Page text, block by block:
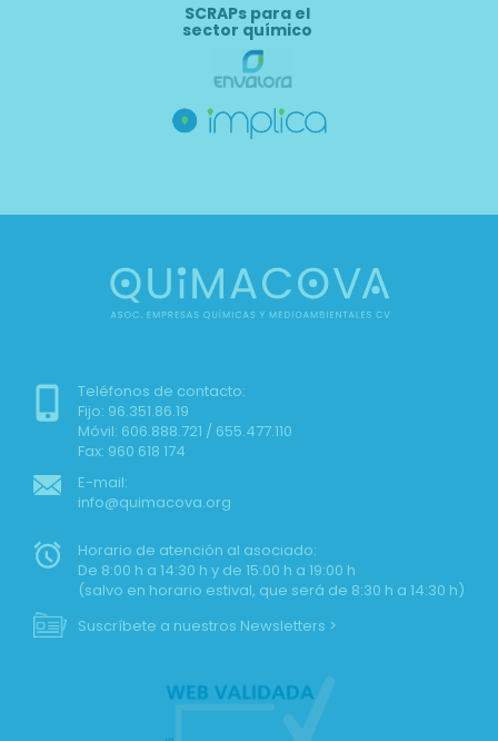
SCRAPs para el
sector químico
Teléfonos de contacto:
Fijo: 96.351.86.19
Móvil: 606.888.721 / 655.477.110
Fax: 960 618 174
E-mail:
info@quimacova.org
Horario de atención al asociado:
De 8:00 h a 14:30 h y de 15:00 h a 19:00 h
(salvo en horario estival, que será de 8:30 h a 14:30 h)
Suscríbete a nuestros Newsletters >